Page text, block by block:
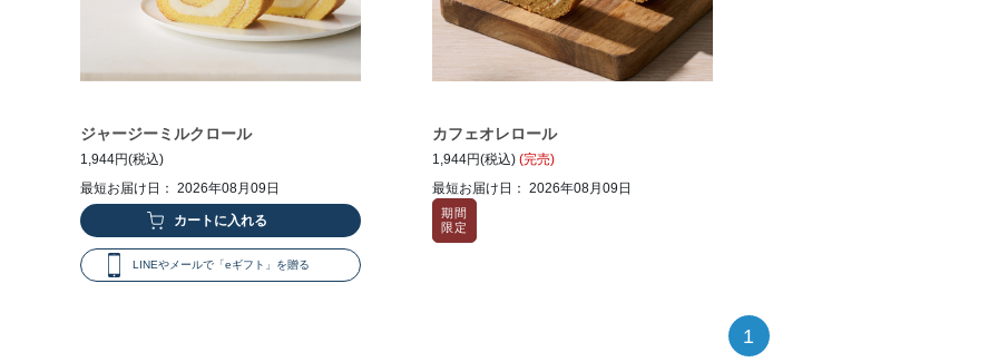
ジャージーミルクロール
1,944円(税込)
最短お届け日： 2026年08月09日
LINEやメールで「eギフト」を贈る
カフェオレロール
1,944円(税込) (完売)
最短お届け日： 2026年08月09日
期間
限定
1